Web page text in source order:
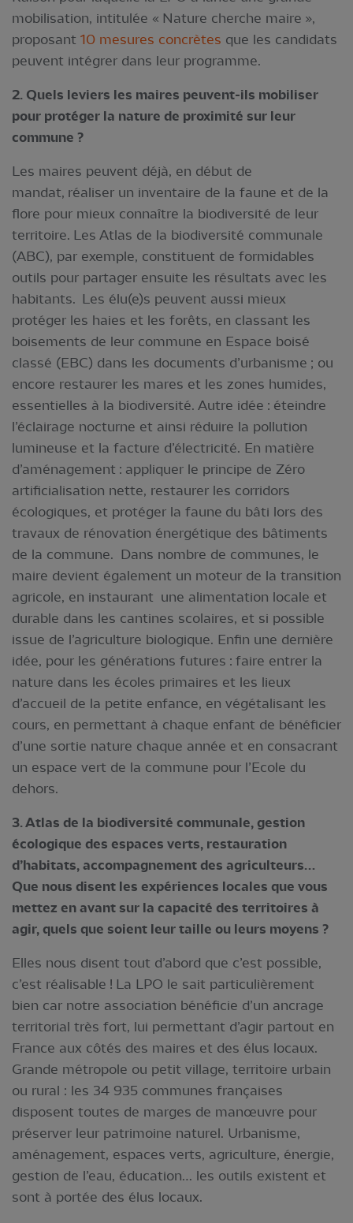
mobilisation, intitulée « Nature cherche maire »,
proposant 10 mesures concrètes que les candidats
peuvent intégrer dans leur programme.
2. Quels leviers les maires peuvent-ils mobiliser
pour protéger la nature de proximité sur leur
commune ?
Les maires peuvent déjà, en début de
mandat, réaliser un inventaire de la faune et de la
flore pour mieux connaître la biodiversité de leur
territoire. Les Atlas de la biodiversité communale
(ABC), par exemple, constituent de formidables
outils pour partager ensuite les résultats avec les
habitants. Les élu(e)s peuvent aussi mieux
protéger les haies et les forêts, en classant les
boisements de leur commune en Espace boisé
classé (EBC) dans les documents d’urbanisme ; ou
encore restaurer les mares et les zones humides,
essentielles à la biodiversité. Autre idée : éteindre
l’éclairage nocturne et ainsi réduire la pollution
lumineuse et la facture d’électricité. En matière
d’aménagement : appliquer le principe de Zéro
artificialisation nette, restaurer les corridors
écologiques, et protéger la faune du bâti lors des
travaux de rénovation énergétique des bâtiments
de la commune. Dans nombre de communes, le
maire devient également un moteur de la transition
agricole, en instaurant une alimentation locale et
durable dans les cantines scolaires, et si possible
issue de l’agriculture biologique. Enfin une dernière
idée, pour les générations futures : faire entrer la
nature dans les écoles primaires et les lieux
d’accueil de la petite enfance, en végétalisant les
cours, en permettant à chaque enfant de bénéficier
d’une sortie nature chaque année et en consacrant
un espace vert de la commune pour l’Ecole du
dehors.
3. Atlas de la biodiversité communale, gestion
écologique des espaces verts, restauration
d’habitats, accompagnement des agriculteurs…
Que nous disent les expériences locales que vous
mettez en avant sur la capacité des territoires à
agir, quels que soient leur taille ou leurs moyens ?
Elles nous disent tout d’abord que c’est possible,
c’est réalisable ! La LPO le sait particulièrement
bien car notre association bénéficie d’un ancrage
territorial très fort, lui permettant d’agir partout en
France aux côtés des maires et des élus locaux.
Grande métropole ou petit village, territoire urbain
ou rural : les 34 935 communes françaises
disposent toutes de marges de manœuvre pour
préserver leur patrimoine naturel. Urbanisme,
aménagement, espaces verts, agriculture, énergie,
gestion de l’eau, éducation… les outils existent et
sont à portée des élus locaux.